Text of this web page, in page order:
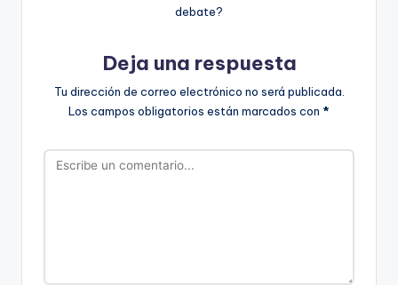
debate?
Deja una respuesta
Tu dirección de correo electrónico no será publicada.
Los campos obligatorios están marcados con *